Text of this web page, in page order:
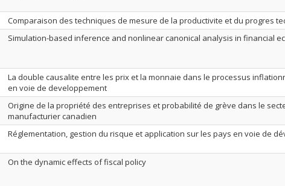
Comparaison des techniques de mesure de la productivite et du progres
Simulation-based inference and nonlinear canonical analysis in financial
La double causalite entre les prix et la monnaie dans le processus
en voie de developpement
Origine de la propriété des entreprises et probabilité de grève dans le
manufacturier canadien
Réglementation, gestion du risque et application sur les pays en voie de
On the dynamic effects of fiscal policy